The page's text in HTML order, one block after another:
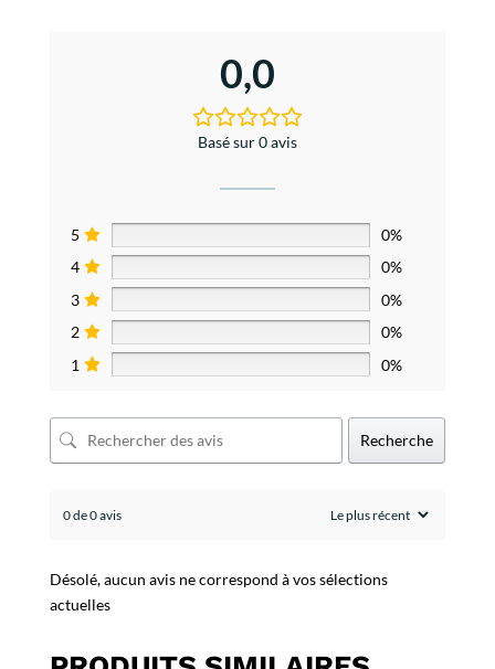
0,0
Basé sur 0 avis
5
0%
4
0%
3
0%
2
0%
1
0%
Recherche
0 de 0 avis
Désolé, aucun avis ne correspond à vos sélections
actuelles